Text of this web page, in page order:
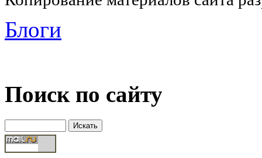
Блоги
Поиск по сайту